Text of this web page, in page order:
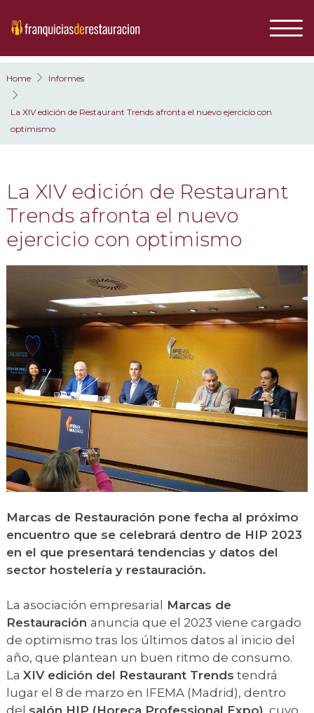
Home Informes
La XIV edición de Restaurant Trends afronta el nuevo ejercicio con
optimismo
La XIV edición de Restaurant
Trends afronta el nuevo
ejercicio con optimismo
Marcas de Restauración pone fecha al próximo
encuentro que se celebrará dentro de HIP 2023
en el que presentará tendencias y datos del
sector hostelería y restauración.
La asociación empresarial Marcas de
Restauración anuncia que el 2023 viene cargado
de optimismo tras los últimos datos al inicio del
año, que plantean un buen ritmo de consumo.
La XIV edición del Restaurant Trends tendrá
lugar el 8 de marzo en IFEMA (Madrid), dentro
del salón HIP (Horeca Professional Expo), cuyo